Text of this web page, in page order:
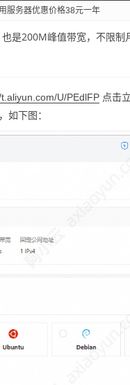
服务器优惠价格38元一年
是200M峰值带宽，不限制
U/PEdlFP 点击
下图：